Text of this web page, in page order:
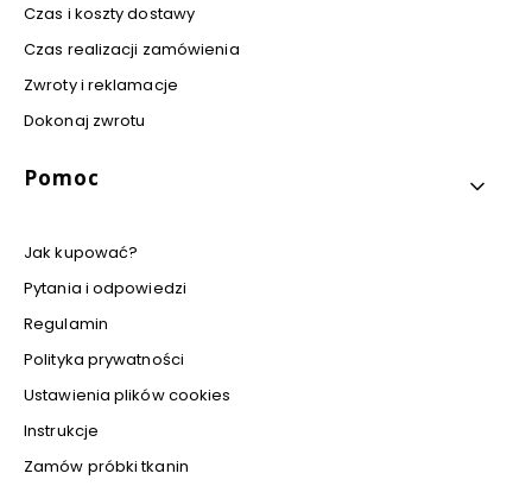
Czas i koszty dostawy
Czas realizacji zamówienia
Zwroty i reklamacje
Dokonaj zwrotu
Pomoc
Jak kupować?
Pytania i odpowiedzi
Regulamin
Polityka prywatności
Ustawienia plików cookies
Instrukcje
Zamów próbki tkanin